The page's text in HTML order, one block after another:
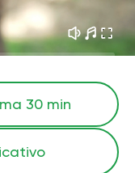
30 min